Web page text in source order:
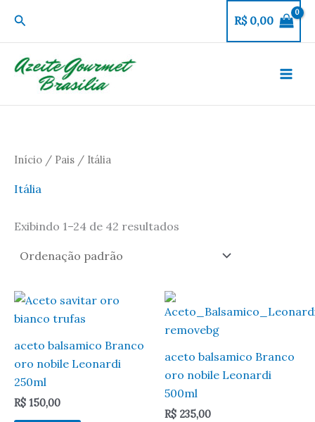
para
o
conteúdo
Pesquisar R$0,00
Início / Pais / Itália
Itália
Exibindo 1–24 de 42 resultados
aceto balsamico Branco
oro nobile Leonardi
250ml
R$ 150,00
aceto balsamico Branco
oro nobile Leonardi
500ml
R$ 235,00